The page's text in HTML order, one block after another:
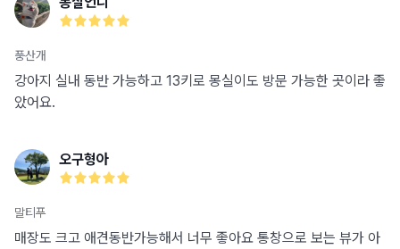
풍산개
강아지 실내 동반 가능하고 13키로 몽실이도 방문 가능한 곳이라 좋
았어요.
오구형아
말티푸
매장도 크고 애견동반가능해서 너무 좋아요 통창으로 보는 뷰가 아